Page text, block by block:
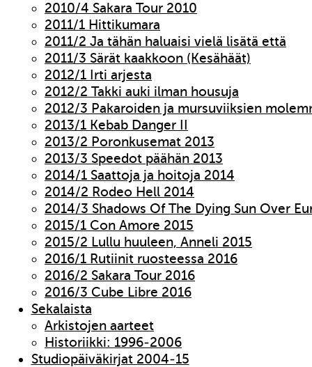
2010/4 Sakara Tour 2010
2011/1 Hittikumara
2011/2 Ja tähän haluaisi vielä lisätä että
2011/3 Särät kaakkoon (Kesähäät)
2012/1 Irti arjesta
2012/2 Takki auki ilman housuja
2012/3 Pakaroiden ja mursuviiksien
2013/1 Kebab Danger II
2013/2 Poronkusemat 2013
2013/3 Speedot päähän 2013
2014/1 Saattoja ja hoitoja 2014
2014/2 Rodeo Hell 2014
2014/3 Shadows Of The Dying Sun Over
2015/1 Con Amore 2015
2015/2 Lullu huuleen, Anneli 2015
2016/1 Rutiinit ruosteessa 2016
2016/2 Sakara Tour 2016
2016/3 Cube Libre 2016
Sekalaista
Arkistojen aarteet
Historiikki: 1996-2006
Studiopäiväkirjat 2004-15